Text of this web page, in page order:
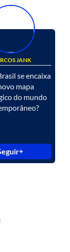
JANK
se encaixa
mapa
do mundo